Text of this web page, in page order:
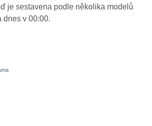
je sestavena podle několika modelů
dnes v 00:00.